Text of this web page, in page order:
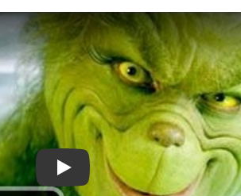
Дивитися трейлер